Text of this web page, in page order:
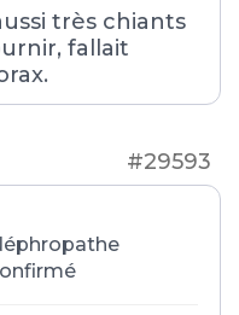
très chiants
fallait
#29593